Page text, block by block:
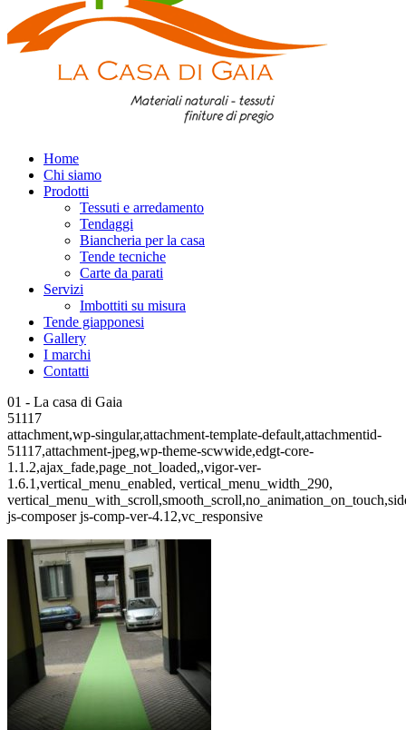
Home
Chi siamo
Prodotti
Tessuti e arredamento
Tendaggi
Biancheria per la casa
Tende tecniche
Carte da parati
Servizi
Imbottiti su misura
Tende giapponesi
Gallery
I marchi
Contatti
01 - La casa di Gaia
51117
attachment,wp-singular,attachment-template-default,attachmentid-
51117,attachment-jpeg,wp-theme-scwwide,edgt-core-
1.1.2,ajax_fade,page_not_loaded,,vigor-ver-
1.6.1,vertical_menu_enabled, vertical_menu_width_290,
js-composer js-comp-ver-4.12,vc_responsive